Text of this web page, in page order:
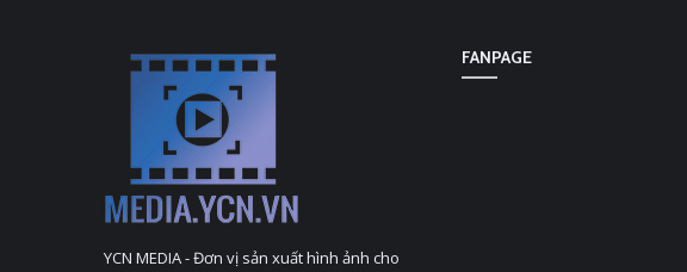
YCN MEDIA - Đơn vị sản xuất hình ảnh cho
FANPAGE